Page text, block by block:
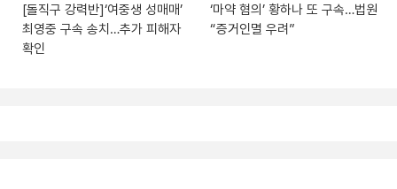
[돌직구 강력반]‘여중생 성매매’
최영중 구속 송치…추가 피해자
확인
‘마약 혐의’ 황하나 또 구속…법원
“증거인멸 우려”